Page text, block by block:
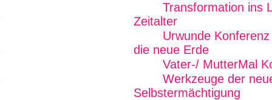
Transformation ins
Zeitalter
Urwunde
die neue Erde
Vater-/ MutterMal
Werkzeuge der
Selbstermächtigung